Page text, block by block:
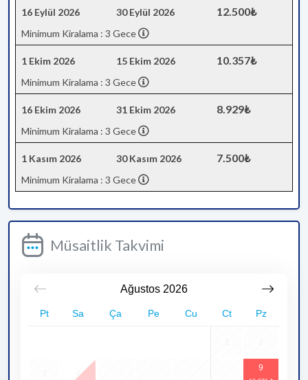
16 Eylül 2026 30 Eylül 2026 12.500₺
Minimum Kiralama : 3 Gece
1 Ekim 2026 15 Ekim 2026 10.357₺
Minimum Kiralama : 3 Gece
16 Ekim 2026 31 Ekim 2026 8.929₺
Minimum Kiralama : 3 Gece
1 Kasım 2026 30 Kasım 2026 7.500₺
Minimum Kiralama : 3 Gece
Müsaitlik Takvimi
Ağustos 2026
Pt Sa Ça Pe Cu Ct Pz
4
9